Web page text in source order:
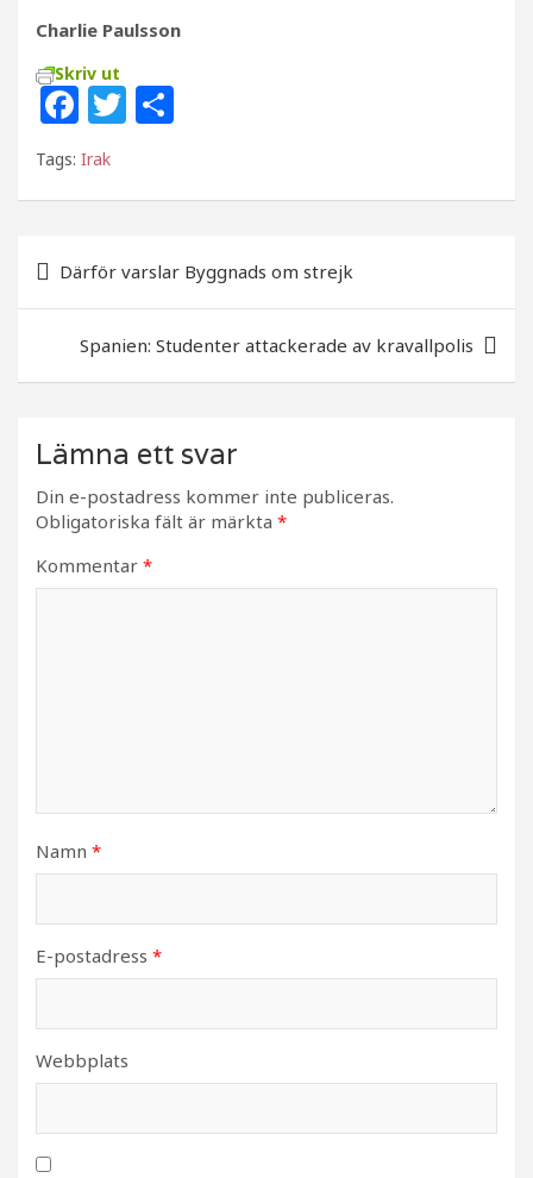
Charlie Paulsson
Skriv ut
F
a
c
e
b
o
o
k
T
e
r
Tags: Irak
Inläggsnavigering
Därför varslar Byggnads om strejk
Spanien: Studenter attackerade av kravallpolis
Lämna ett svar
Din e-postadress kommer inte publiceras.
Obligatoriska fält är märkta *
Kommentar *
Namn *
E-postadress *
Webbplats